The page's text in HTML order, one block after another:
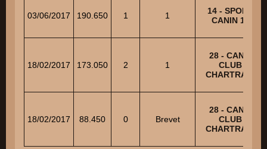
03/06/2017 190.650 1 1
14 - SPORT
CANIN 14
18/02/2017 173.050 2 1
28 - CANIS
CLUB
CHARTRAIN
18/02/2017 88.450 0 Brevet
28 - CANIS
CLUB
CHARTRAIN